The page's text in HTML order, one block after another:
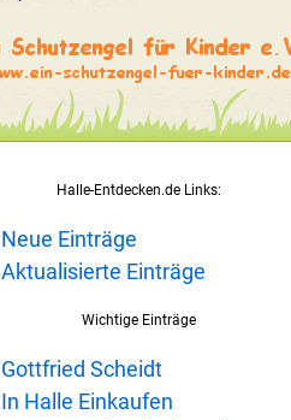
Halle-Entdecken.de Links:
Neue Einträge
Aktualisierte Einträge
Wichtige Einträge
Gottfried Scheidt
In Halle Einkaufen